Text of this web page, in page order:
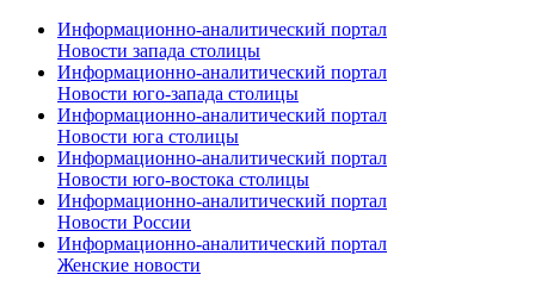
Информационно-аналитический портал
Новости запада столицы
Информационно-аналитический портал
Новости юго-запада столицы
Информационно-аналитический портал
Новости юга столицы
Информационно-аналитический портал
Новости юго-востока столицы
Информационно-аналитический портал
Новости России
Информационно-аналитический портал
Женские новости